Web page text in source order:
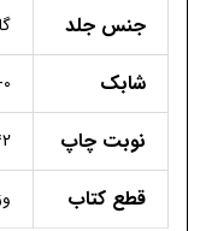
جنس جلد
شابک
نوبت چاپ
قطع کتاب